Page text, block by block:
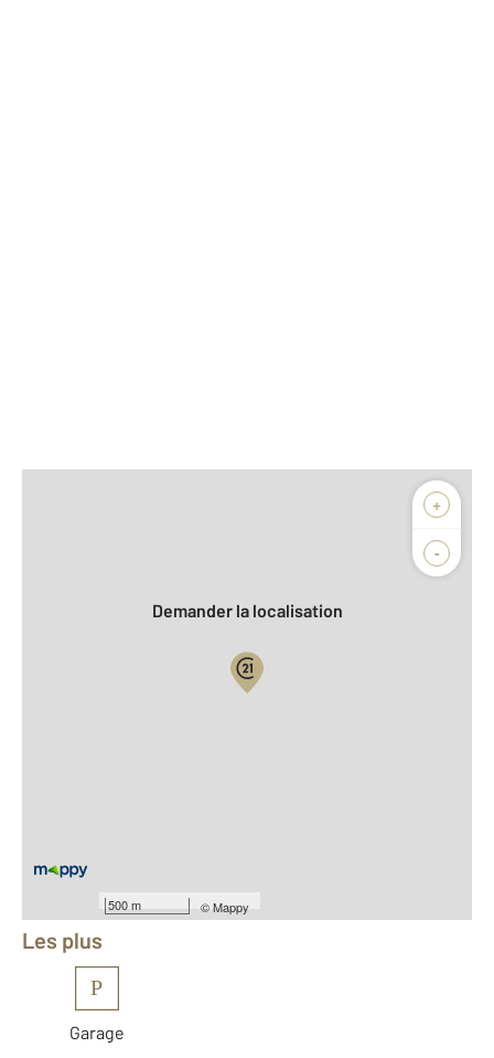
+
-
500 m ©Mappy
Biens vendus
Demander la localisation
Équipements
Les plus
P
Garage